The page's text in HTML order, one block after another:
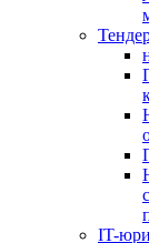
IT-